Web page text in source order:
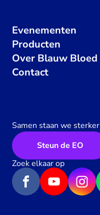
Evenementen
Producten
Over Blauw Bloed
Contact
Samen staan we sterker
Steun de EO
Zoek elkaar op